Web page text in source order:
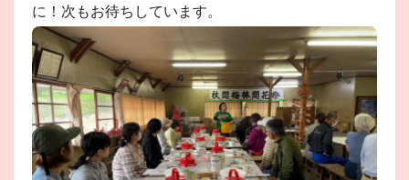
に！次もお待ちしています。